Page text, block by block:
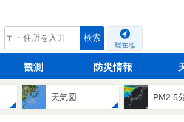
tenki.jp 検索
現在地
観測 防災情報
天気図 PM2.5